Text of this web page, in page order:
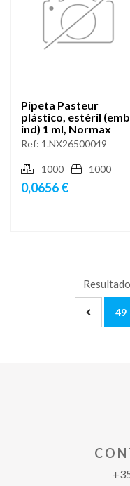
Pipeta Pasteur
plástico, estéril
ind) 1 ml, Normax
Ref: 1.NX26500049
1000 1000
0,0656 €
49